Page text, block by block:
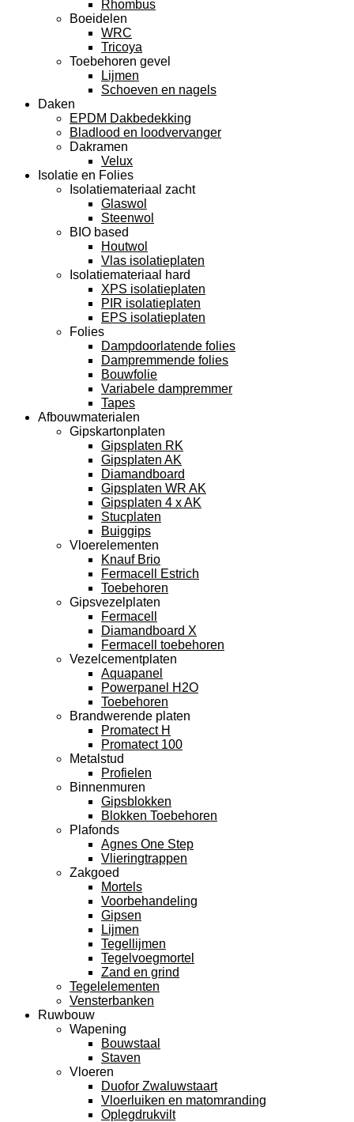
Rhombus
Boeidelen
WRC
Tricoya
Toebehoren gevel
Lijmen
Schoeven en nagels
Daken
EPDM Dakbedekking
Bladlood en loodvervanger
Dakramen
Velux
Isolatie en Folies
Isolatiemateriaal zacht
Glaswol
Steenwol
BIO based
Houtwol
Vlas isolatieplaten
Isolatiemateriaal hard
XPS isolatieplaten
PIR isolatieplaten
EPS isolatieplaten
Folies
Dampdoorlatende folies
Dampremmende folies
Bouwfolie
Variabele dampremmer
Tapes
Afbouwmaterialen
Gipskartonplaten
Gipsplaten RK
Gipsplaten AK
Diamandboard
Gipsplaten WR AK
Gipsplaten 4 x AK
Stucplaten
Buiggips
Vloerelementen
Knauf Brio
Fermacell Estrich
Toebehoren
Gipsvezelplaten
Fermacell
Diamandboard X
Fermacell toebehoren
Vezelcementplaten
Aquapanel
Powerpanel H2O
Toebehoren
Brandwerende platen
Promatect H
Promatect 100
Metalstud
Profielen
Binnenmuren
Gipsblokken
Blokken Toebehoren
Plafonds
Agnes One Step
Vlieringtrappen
Zakgoed
Mortels
Voorbehandeling
Gipsen
Lijmen
Tegellijmen
Tegelvoegmortel
Zand en grind
Tegelelementen
Vensterbanken
Ruwbouw
Wapening
Bouwstaal
Staven
Vloeren
Duofor Zwaluwstaart
Vloerluiken en matomranding
Oplegdrukvilt